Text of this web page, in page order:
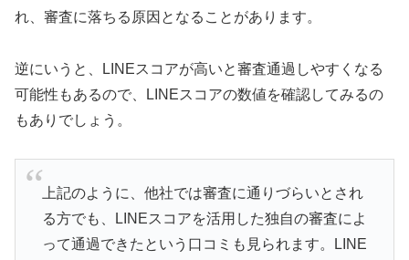
れ、審査に落ちる原因となることがあります。
逆にいうと、LINEスコアが高いと審査通過しやすくなる
可能性もあるので、LINEスコアの数値を確認してみるの
もありでしょう。
上記のように、他社では審査に通りづらいとされ
る方でも、LINEスコアを活用した独自の審査によ
って通過できたという口コミも見られます。LINE